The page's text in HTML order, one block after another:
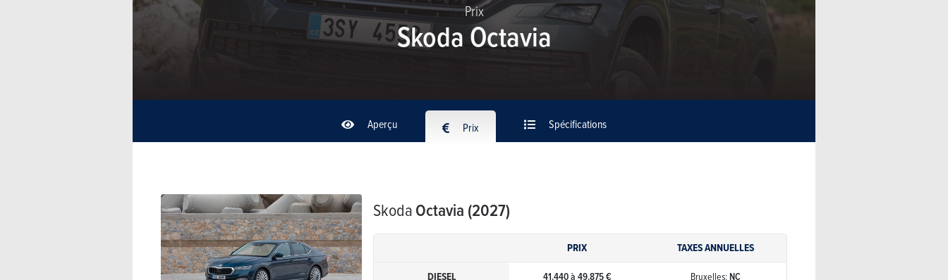
Prix
Skoda Octavia
Aperçu Prix Spécifications
SkodaOctavia (2027)
PRIX
TAXES ANNUELLES
DIESEL
41.440 à 49.875 € Bruxelles:NC